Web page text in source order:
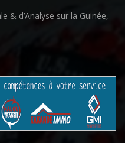
& d’Analyse sur la Guinée,